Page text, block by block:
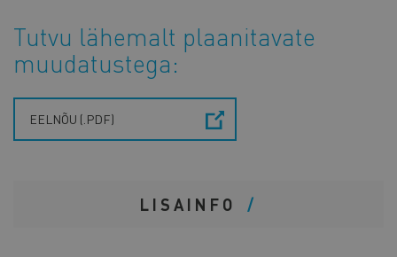
Tutvu lähemalt plaanitavate
muudatustega:
EELNÕU (.PDF)
LISAINFO